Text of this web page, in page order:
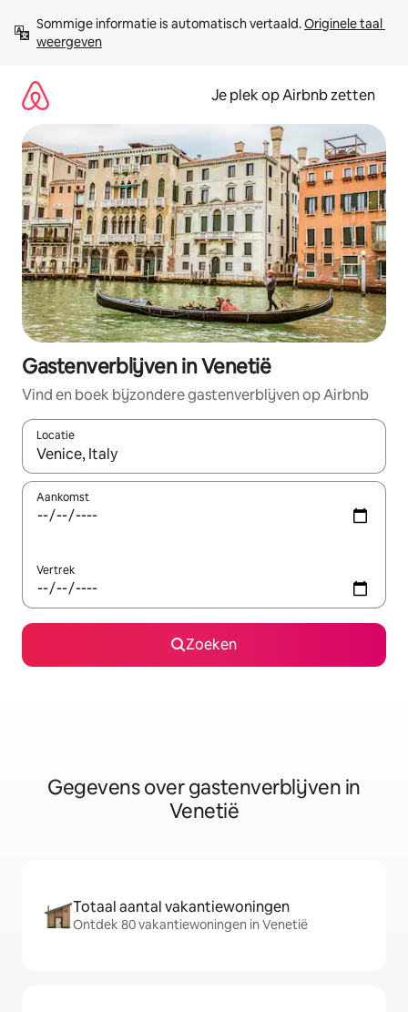
direct
naar
Sommige informatie is automatisch vertaald. Originele taal
weergeven
Je plek op Airbnb zetten
Gastenverblijven in Venetië
Vind en boek bijzondere gastenverblijven op Airbnb
Locatie
Wanneer er resultaten beschikbaar zijn, maak je een keuze
Aankomst
Vertrek
Zoeken
Gegevens over gastenverblijven in
Venetië
Totaal aantal vakantiewoningen
Ontdek 80 vakantiewoningen in Venetië